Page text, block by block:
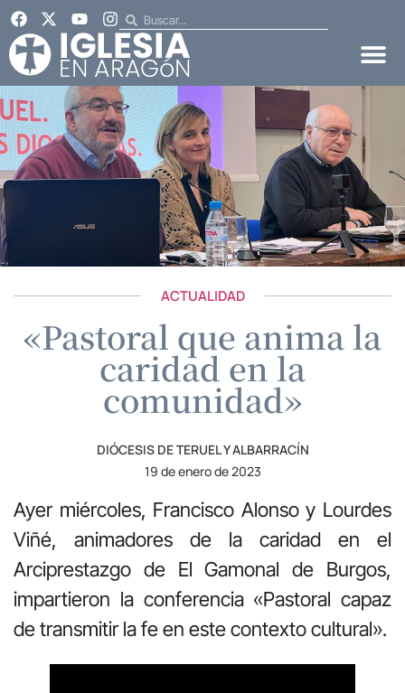
ACTUALIDAD
«Pastoral que anima la
caridad en la
comunidad»
DIÓCESIS DE TERUEL Y ALBARRACÍN
19 de enero de 2023
Ayer miércoles, Francisco Alonso y Lourdes
Viñé, animadores de la caridad en el
Arciprestazgo de El Gamonal de Burgos,
impartieron la conferencia «Pastoral capaz
de transmitir la fe en este contexto cultural».